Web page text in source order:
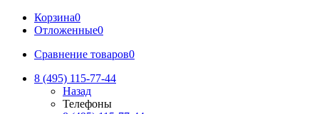
Корзина0
Отложенные0
Сравнение товаров0
8 (495) 115-77-44
Назад
Телефоны